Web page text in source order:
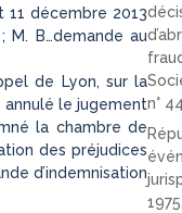
décembre 2013
M. B…demande au
de Lyon, sur la
annulé le jugement
la chambre de
des préjudices
d’indemnisation
n°